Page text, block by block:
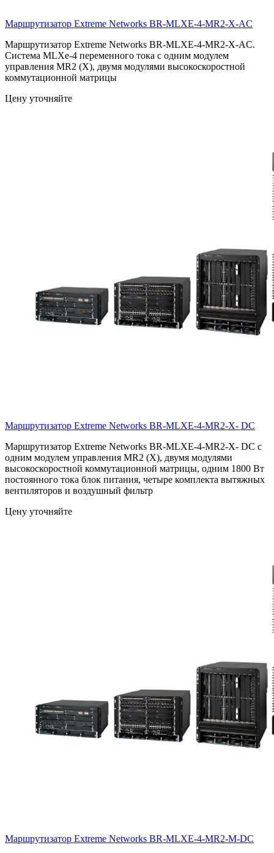
Маршрутизатор Extreme Networks BR-MLXE-4-MR2-X-AC
Маршрутизатор Extreme Networks BR-MLXE-4-MR2-X-AC.
Система MLXe-4 переменного тока с одним модулем
управления MR2 (X), двумя модулями высокоскоростной
коммутационной матрицы
Цену уточняйте
Маршрутизатор Extreme Networks BR-MLXE-4-MR2-X- DC
Маршрутизатор Extreme Networks BR-MLXE-4-MR2-X- DC с
одним модулем управления MR2 (X), двумя модулями
высокоскоростной коммутационной матрицы, одним 1800 Вт
постоянного тока блок питания, четыре комплекта вытяжных
вентиляторов и воздушный фильтр
Цену уточняйте
Маршрутизатор Extreme Networks BR-MLXE-4-MR2-M-DC